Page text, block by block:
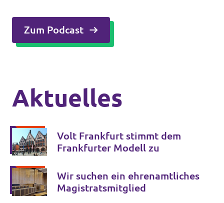
Zum Podcast
Aktuelles
Volt Frankfurt stimmt dem
Frankfurter Modell zu
Wir suchen ein ehrenamtliches
Magistratsmitglied